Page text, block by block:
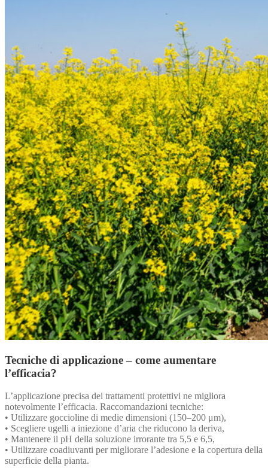
Tecniche di applicazione – come aumentare
l’efficacia?
L’applicazione precisa dei trattamenti protettivi ne migliora
notevolmente l’efficacia. Raccomandazioni tecniche:
• Utilizzare goccioline di medie dimensioni (150–200 μm),
• Scegliere ugelli a iniezione d’aria che riducono la deriva,
• Mantenere il pH della soluzione irrorante tra 5,5 e 6,5,
• Utilizzare coadiuvanti per migliorare l’adesione e la copertura della
superficie della pianta.